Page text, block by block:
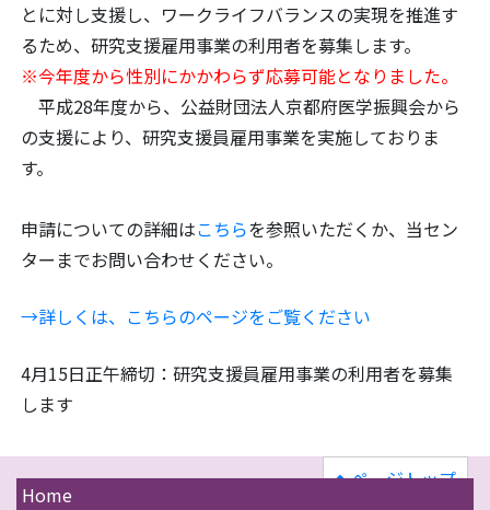
とに対し支援し、ワークライフバランスの実現を推進す
るため、研究支援雇用事業の利用者を募集します。
※今年度から性別にかかわらず応募可能となりました。
平成28年度から、公益財団法人京都府医学振興会から
の支援により、研究支援員雇用事業を実施しておりま
す。
申請についての詳細はこちらを参照いただくか、当セン
ターまでお問い合わせください。
→詳しくは、こちらのページをご覧ください
4月15日正午締切：研究支援員雇用事業の利用者を募集
します
ページトップ
Home